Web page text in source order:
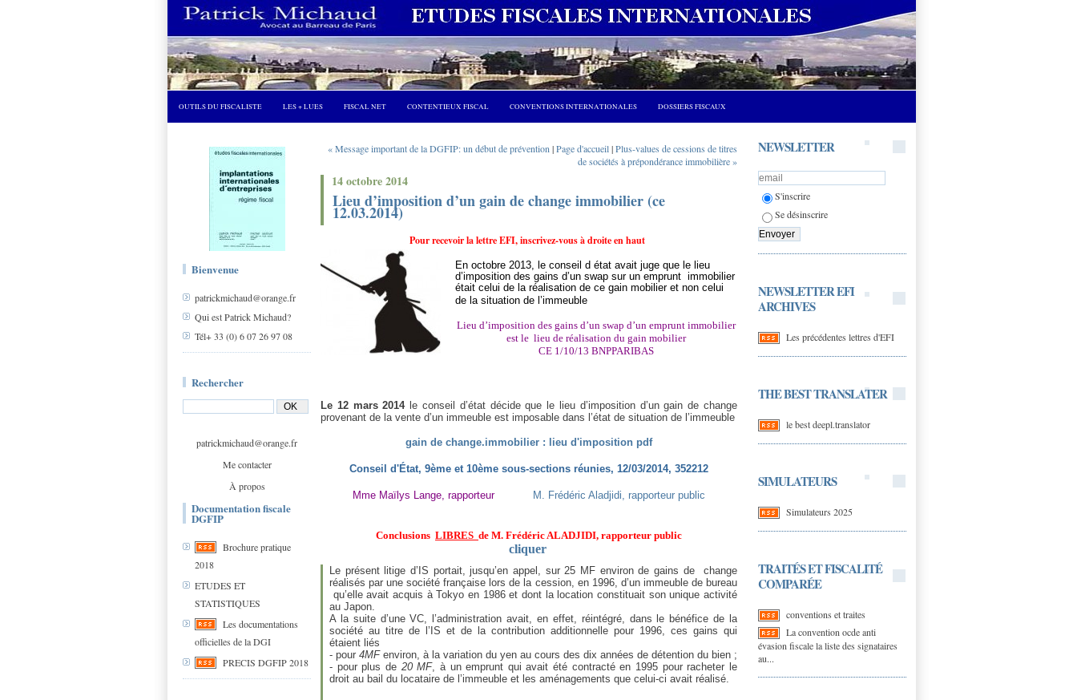
OUTILS DU FISCALISTE LES + LUES FISCAL NET CONTENTIEUX FISCAL CONVENTIONS INTERNATIONALES DOSSIERS FISCAUX
Bienvenue
patrickmichaud@orange.fr
Qui est Patrick Michaud?
Tél+ 33 (0) 6 07 26 97 08
Rechercher
patrickmichaud@orange.fr
Me contacter
À propos
Documentation fiscale
DGFIP
Brochure pratique
2018
ETUDES ET
STATISTIQUES
Les documentations
officielles de la DGI
PRECIS DGFIP 2018
NEWSLETTER
S'inscrire
Se désinscrire
NEWSLETTER EFI
ARCHIVES
Les précédentes lettres d'EFI
THE BEST TRANSLATER
le best deepl.translator
SIMULATEURS
Simulateurs 2025
TRAITÉS ET FISCALITÉ
COMPARÉE
conventions et traites
La convention ocde anti
évasion fiscale la liste des signataires
au...
« Message important de la DGFIP: un début de prévention |Page d'accueil|Plus-values de cessions de titres
de sociétés à prépondérance immobilière »
14 octobre 2014
Lieu d’imposition d’un gain de change immobilier (ce
12.03.2014)
Pour recevoir la lettre EFI, inscrivez-vous à droite en haut
En octobre 2013, le conseil d état avait juge que le lieu
d’imposition des gains d’un swap sur un emprunt immobilier
était celui de la réalisation de ce gain mobilier et non celui
de la situation de l’immeuble
Lieu d’imposition des gains d’un swap d’un emprunt immobilier
est le lieu de réalisation du gain mobilier
CE 1/10/13 BNPPARIBAS
Le 12 mars 2014le conseil d’état décide que le lieu d’imposition d’un gain de change
provenant de la vente d’un immeuble est imposable dans l’état de situation de l’immeuble
gain de change.immobilier : lieu d'imposition pdf
Conseil d'État, 9ème et 10ème sous-sections réunies, 12/03/2014, 352212
Mme Maïlys Lange, rapporteur M. Frédéric Aladjidi, rapporteur public
Conclusions LIBRES de M. Frédéric ALADJIDI, rapporteur public
cliquer
Le présent litige d’IS portait, jusqu’en appel, sur 25 MF environ de gains de change
réalisés par une société française lors de la cession, en 1996, d’un immeuble de bureau
qu’elle avait acquis à Tokyo en 1986 et dont la location constituait son unique activité
au Japon.
A la suite d’une VC, l’administration avait, en effet, réintégré, dans le bénéfice de la
société au titre de l’IS et de la contribution additionnelle pour 1996, ces gains qui
étaient liés
- pour 4MF environ, à la variation du yen au cours des dix années de détention du bien ;
- pour plus de 20 MF, à un emprunt qui avait été contracté en 1995 pour racheter le
droit au bail du locataire de l’immeuble et les aménagements que celui-ci avait réalisé.